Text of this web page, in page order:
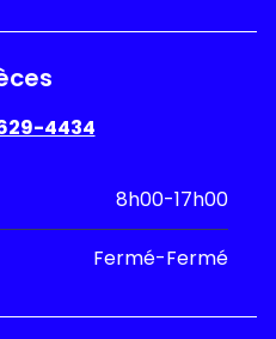
4434
8h00-17h00
Fermé-Fermé